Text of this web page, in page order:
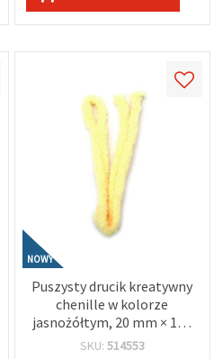
NOWY
Puszysty drucik kreatywny
chenille w kolorze
jasnożółtym, 20 mm × 1 m
– idealny do wesołych prac
SKU: 514553